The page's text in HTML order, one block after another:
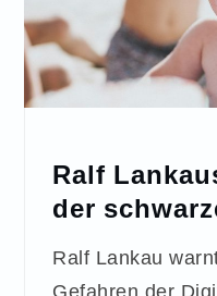
Ralf
der
Ralf Lankau
Gefahren der